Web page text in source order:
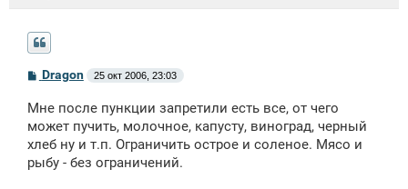
С
о
б
щ
н
и
Dragon 25 окт 2006, 23:03
Мне после пункции запретили есть все, от чего
может пучить, молочное, капусту, виноград, черный
хлеб ну и т.п. Ограничить острое и соленое. Мясо и
рыбу - без ограничений.